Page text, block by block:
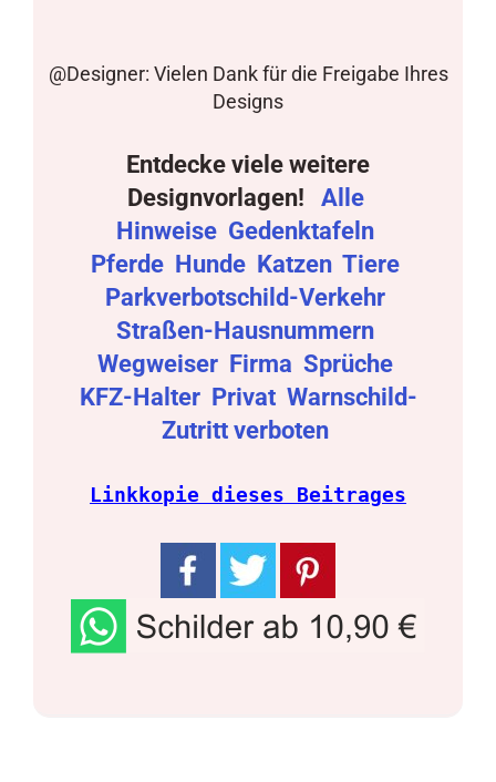
@Designer: Vielen Dank für die Freigabe Ihres
Designs
Entdecke viele weitere
Designvorlagen!
Alle
Hinweise Gedenktafeln
Pferde Hunde Katzen Tiere
Parkverbotschild-Verkehr
Straßen-Hausnummern
Wegweiser Firma Sprüche
KFZ-Halter Privat Warnschild-
Zutritt verboten
Linkkopie dieses Beitrages